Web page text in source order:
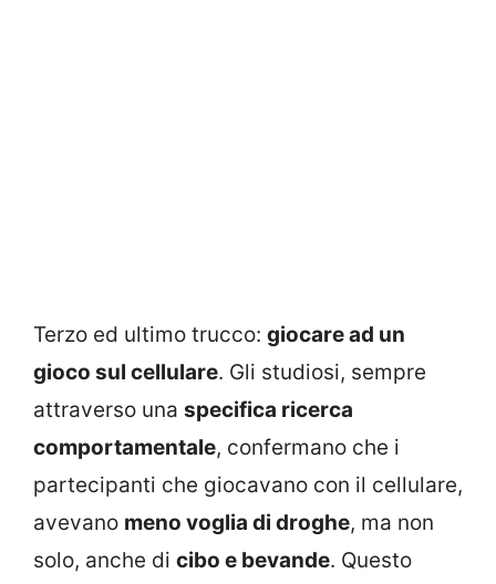
Terzo ed ultimo trucco: giocare ad un
gioco sul cellulare. Gli studiosi, sempre
attraverso una specifica ricerca
comportamentale, confermano che i
partecipanti che giocavano con il cellulare,
avevano meno voglia di droghe, ma non
solo, anche di cibo e bevande. Questo